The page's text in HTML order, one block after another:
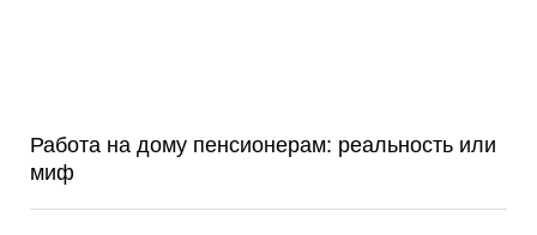
Работа на дому пенсионерам: реальность или
миф